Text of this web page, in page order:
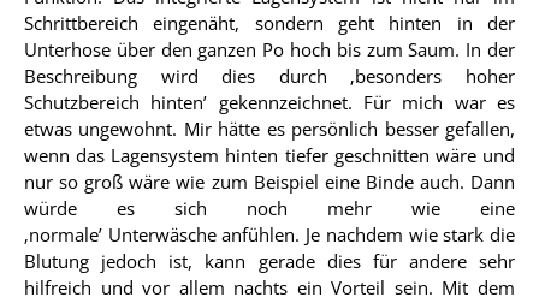
Schrittbereich eingenäht, sondern geht hinten in der
Unterhose über den ganzen Po hoch bis zum Saum. In der
Beschreibung wird dies durch ‚besonders hoher
Schutzbereich hinten’ gekennzeichnet. Für mich war es
etwas ungewohnt. Mir hätte es persönlich besser gefallen,
wenn das Lagensystem hinten tiefer geschnitten wäre und
nur so groß wäre wie zum Beispiel eine Binde auch. Dann
würde es sich noch mehr wie eine
‚normale’ Unterwäsche anfühlen. Je nachdem wie stark die
Blutung jedoch ist, kann gerade dies für andere sehr
hilfreich und vor allem nachts ein Vorteil sein. Mit dem